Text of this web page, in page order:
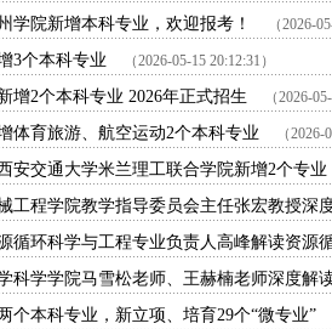
学院新增本科专业，欢迎报考！ （2026-
3个本科专业 （2026-05-15 20:12:31）
增2个本科专业 2026年正式招生 （2026-
体育旅游、航空运动2个本科专业 （
安交通大学米兰理工联合学院新增2个专业
工程学院教学指导委员会主任张宏教授深
循环科学与工程专业负责人高峰解读资源
科学学院马雪松老师、王赫楠老师深度解
个本科专业，新立项、培育29个“微专业”